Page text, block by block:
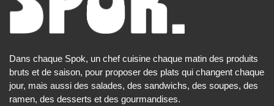
Dans chaque Spok, un chef cuisine chaque matin des produits
bruts et de saison, pour proposer des plats qui changent chaque
jour, mais aussi des salades, des sandwichs, des soupes, des
ramen, des desserts et des gourmandises.